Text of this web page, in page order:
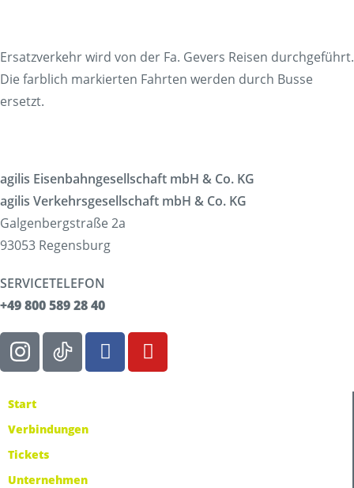
Ersatzverkehr wird von der Fa. Gevers Reisen durchgeführt.
Die farblich markierten Fahrten werden durch Busse
ersetzt.
agilis Eisenbahngesellschaft mbH & Co. KG
agilis Verkehrsgesellschaft mbH & Co. KG
Galgenbergstraße 2a
93053 Regensburg
SERVICETELEFON
+49 800 589 28 40
Start
Verbindungen
Tickets
Unternehmen